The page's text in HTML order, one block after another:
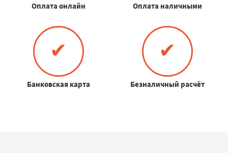
Оплата онлайн Оплата наличными
✔
Банковская карта
✔
Безналичный расчёт